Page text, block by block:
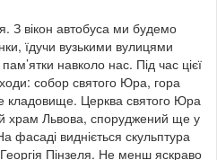
З вікон автобуса ми будемо
їдучи вузькими вулицями
навколо нас. Під час цієї
собор святого Юра, гора
кладовище. Церква святого Юра
храм Львова, споруджений ще у
фасаді видніється скульптура
Пінзеля. Не менш яскраво